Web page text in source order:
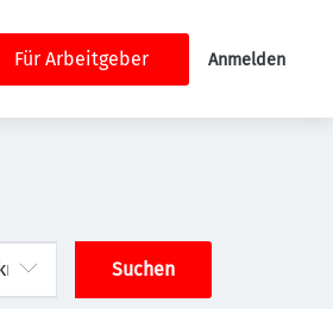
Für Arbeitgeber Anmelden
Suchen